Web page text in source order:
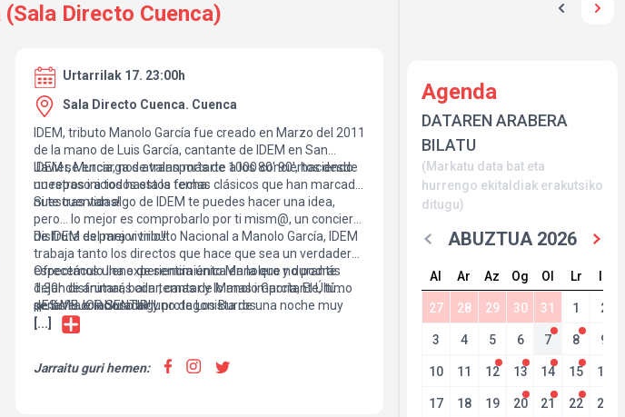
Directo Cuenca)
Urtarrilak 17. 23:00h
Sala Directo Cuenca. Cuenca
IDEM, tributo Manolo García fue creado en Marzo del 2011
de la mano de Luis García, cantante de IDEM en San
Javier, Murcia, nos avalan más de 1000 conciertos desde
nuestros inicios hasta la fecha.
IDEM se encarga de transportarte a los 80′ 90′, haciendo
un repaso a todos estos temas clásicos que han marcado
nuestras vidas!
Si te cuentan algo de IDEM te puedes hacer una idea,
pero… lo mejor es comprobarlo por ti mism@, un concierto
de IDEM es para vivirlo!!!
Disfruta del mejor tributo Nacional a Manolo García, IDEM
trabaja tanto los directos que hace que sea un verdadero
espectáculo lleno de sentimiento Manolero y durante
1:30h disfrutarás con temas de Manolo García, El Último
de la fila e incluso alguno de Los Burros.
Ofrecemos una experiencia única en la que no podrás
dejar de animar, bailar, cantar y lo mas importante, tú
serás el colaborador y protagonista de una noche muy
especial.
¡¡¡ES MEJOR SENTIR!!!
[...]
Jarraitu guri hemen:
Agenda
DATAREN ARABERA
BILATU
(Markatu data bat eta
hurrengo ekitaldiak erakutsiko
ditugu)
ABUZTUA 2026
Al Ar Az Og Ol Lr Ig
27 28 29 30 31 1 2
3 4 5 6 7 8 9
10 11 12 13 14 15 16
17 18 19 20 21 22 23